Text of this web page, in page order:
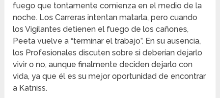
fuego que tontamente comienza en el medio de la
noche. Los Carreras intentan matarla, pero cuando
los Vigilantes detienen el fuego de los cañones,
Peeta vuelve a “terminar el trabajo”. En su ausencia,
los Profesionales discuten sobre si deberían dejarlo
vivir o no, aunque finalmente deciden dejarlo con
vida, ya que él es su mejor oportunidad de encontrar
a Katniss.